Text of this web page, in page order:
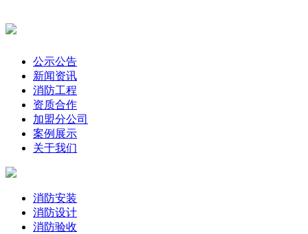
公示公告
新闻资讯
消防工程
资质合作
加盟分公司
案例展示
关于我们
消防安装
消防设计
消防验收